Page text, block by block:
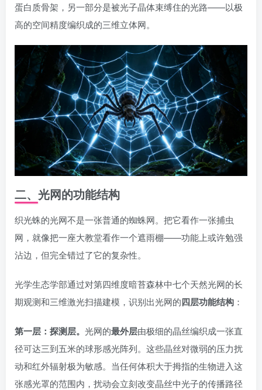
蛋白质骨架，另一部分是被光子晶体束缚住的光路——以极
高的空间精度编织成的三维立体网。
二、光网的功能结构
织光蛛的光网不是一张普通的蜘蛛网。把它看作一张捕虫
网，就像把一座大教堂看作一个遮雨棚——功能上或许勉强
沾边，但完全错过了它的复杂性。
光学生态学部通过对第四维度暗苔森林中七个天然光网的长
期观测和三维激光扫描建模，识别出光网的四层功能结构 ：
第一层：探测层。 光网的最外层由极细的晶丝编织成一张直
径可达三到五米的球形感光阵列。这些晶丝对微弱的压力扰
动和红外辐射极为敏感。当任何体积大于拇指的生物进入这
张感光罩的范围内，扰动会立刻改变晶丝中光子的传播路径